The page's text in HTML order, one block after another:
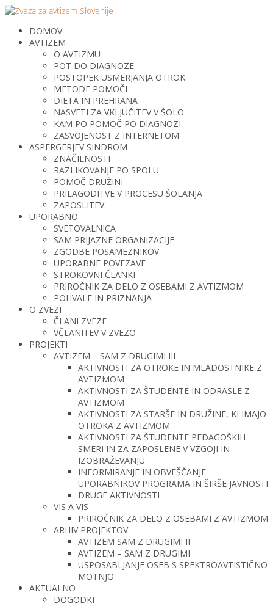
DOMOV
AVTIZEM
O AVTIZMU
POT DO DIAGNOZE
POSTOPEK USMERJANJA OTROK
METODE POMOČI
DIETA IN PREHRANA
NASVETI ZA VKLJUČITEV V ŠOLO
KAM PO POMOČ PO DIAGNOZI
ZASVOJENOST Z INTERNETOM
ASPERGERJEV SINDROM
ZNAČILNOSTI
RAZLIKOVANJE PO SPOLU
POMOČ DRUŽINI
PRILAGODITVE V PROCESU ŠOLANJA
ZAPOSLITEV
UPORABNO
SVETOVALNICA
SAM PRIJAZNE ORGANIZACIJE
ZGODBE POSAMEZNIKOV
UPORABNE POVEZAVE
STROKOVNI ČLANKI
PRIROČNIK ZA DELO Z OSEBAMI Z AVTIZMOM
POHVALE IN PRIZNANJA
O ZVEZI
ČLANI ZVEZE
VČLANITEV V ZVEZO
PROJEKTI
AVTIZEM – SAM Z DRUGIMI III
AKTIVNOSTI ZA OTROKE IN MLADOSTNIKE Z
AVTIZMOM
AKTIVNOSTI ZA ŠTUDENTE IN ODRASLE Z
AVTIZMOM
AKTIVNOSTI ZA STARŠE IN DRUŽINE, KI IMAJO
OTROKA Z AVTIZMOM
AKTIVNOSTI ZA ŠTUDENTE PEDAGOŠKIH
SMERI IN ZA ZAPOSLENE V VZGOJI IN
IZOBRAŽEVANJU
INFORMIRANJE IN OBVEŠČANJE
UPORABNIKOV PROGRAMA IN ŠIRŠE JAVNOSTI
DRUGE AKTIVNOSTI
VIS A VIS
PRIROČNIK ZA DELO Z OSEBAMI Z AVTIZMOM
ARHIV PROJEKTOV
AVTIZEM SAM Z DRUGIMI II
AVTIZEM – SAM Z DRUGIMI
USPOSABLJANJE OSEB S SPEKTROAVTISTIČNO
MOTNJO
AKTUALNO
DOGODKI